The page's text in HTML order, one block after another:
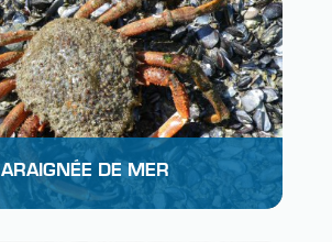
ARAIGNÉE DE MER